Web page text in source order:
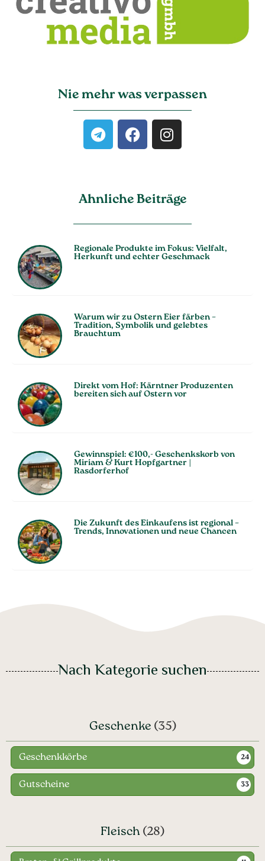
Nie mehr was verpassen
Ahnliche Beiträge
Regionale Produkte im Fokus: Vielfalt,
Herkunft und echter Geschmack
Warum wir zu Ostern Eier färben –
Tradition, Symbolik und gelebtes
Brauchtum
Direkt vom Hof: Kärntner Produzenten
bereiten sich auf Ostern vor
Gewinnspiel: €100,- Geschenkskorb von
Miriam & Kurt Hopfgartner |
Rasdorferhof
Die Zukunft des Einkaufens ist regional –
Trends, Innovationen und neue Chancen
Nach Kategorie suchen
Geschenke (35)
Geschenkkörbe 24
Gutscheine 33
Fleisch (28)